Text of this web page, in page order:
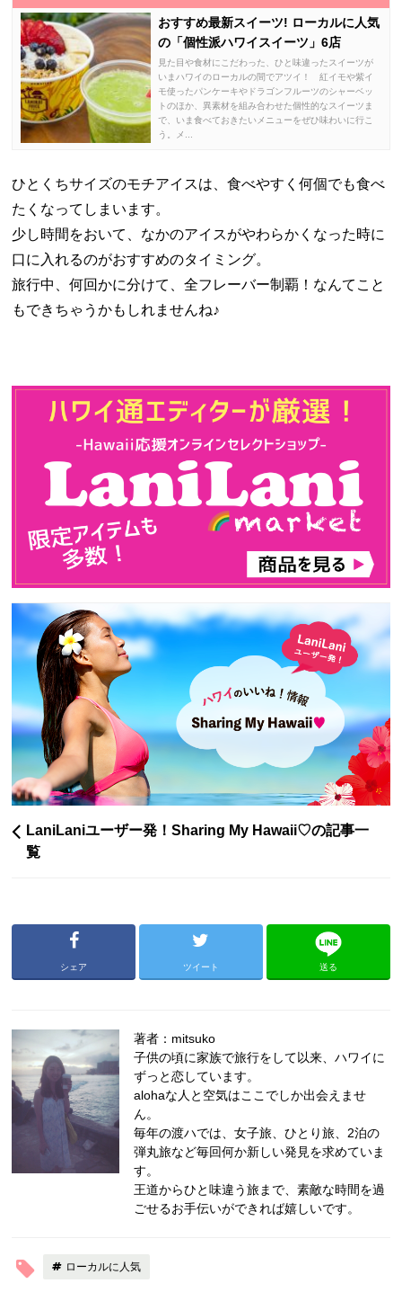
おすすめ最新スイーツ! ローカルに人気
の「個性派ハワイスイーツ」6店
見た目や食材にこだわった、ひと味違ったスイーツが
いまハワイのローカルの間でアツイ！ 紅イモや紫イ
モ使ったパンケーキやドラゴンフルーツのシャーベッ
トのほか、異素材を組み合わせた個性的なスイーツま
で、いま食べておきたいメニューをぜひ味わいに行こ
う。メ...
ひとくちサイズのモチアイスは、食べやすく何個でも食べ
たくなってしまいます。
少し時間をおいて、なかのアイスがやわらかくなった時に
口に入れるのがおすすめのタイミング。
旅行中、何回かに分けて、全フレーバー制覇！なんてこと
もできちゃうかもしれませんね♪
LaniLaniユーザー発！Sharing My Hawaii♡の記事一
覧
シェア ツイート 送る
著者：mitsuko
子供の頃に家族で旅行をして以来、ハワイに
ずっと恋しています。
alohaな人と空気はここでしか出会えませ
ん。
毎年の渡ハでは、女子旅、ひとり旅、2泊の
弾丸旅など毎回何か新しい発見を求めていま
す。
王道からひと味違う旅まで、素敵な時間を過
ごせるお手伝いができれば嬉しいです。
ローカルに人気